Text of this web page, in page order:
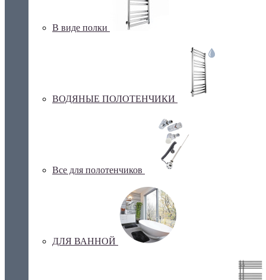
В виде полки
ВОДЯНЫЕ ПОЛОТЕНЧИКИ
Все для полотенчиков
ДЛЯ ВАННОЙ